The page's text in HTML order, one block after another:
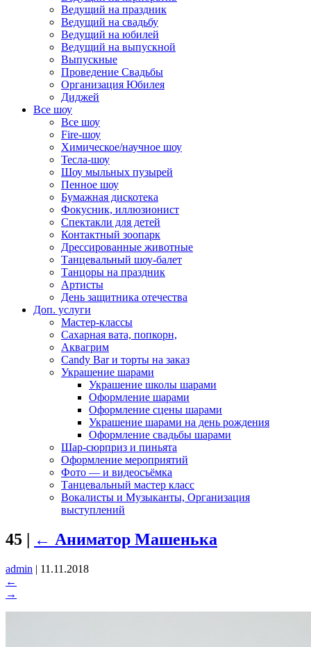
Ведущий на праздник
Ведущий на свадьбу
Ведущий на юбилей
Ведущий на выпускной
Выпускные
Проведение Свадьбы
Организация Юбилея
Диджей
Все шоу
Все шоу
Fire-шоу
Химическое/научное шоу
Тесла-шоу
Шоу мыльных пузырей
Пенное шоу
Бумажная дискотека
Фокусник, иллюзионист
Спектакли для детей
Контактный зоопарк
Дрессированные животные
Танцевальный шоу-балет
Танцоры на праздник
Артисты
День защитника отечества
Доп. услуги
Мастер-классы
Сахарная вата, попкорн,
Аквагрим
Candy Bar и торты на заказ
Украшение шарами
Украшение школы шарами
Оформление шарами
Оформление сцены шарами
Украшение шарами на день рождения
Оформление свадьбы шарами
Шар-сюрприз и пиньята
Оформление мероприятий
Фото — и видеосъёмка
Танцевальный мастер класс
Вокалисты и Музыканты, Организация
выступлений
45 | ← Аниматор Машенька
admin | 11.11.2018
←
→